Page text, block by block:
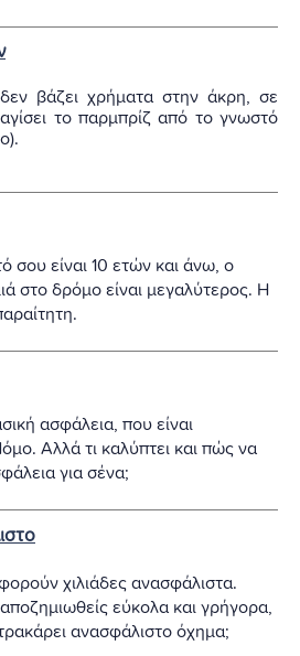
βάζει χρήματα στην άκρη, σε
το παρμπρίζ από το γνωστό
σου είναι 10 ετών και άνω, ο
στο δρόμο είναι μεγαλύτερος. Η
ασφάλεια, που είναι
Αλλά τι καλύπτει και πώς να
για σένα;
χιλιάδες ανασφάλιστα.
εύκολα και γρήγορα,
ανασφάλιστο όχημα;